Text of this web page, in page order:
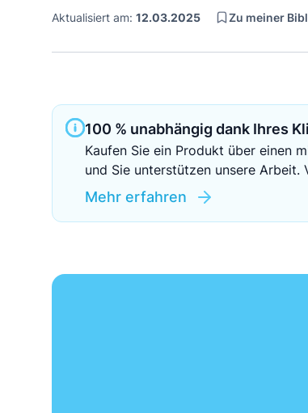
Aktualisiert am: 12.03.2025 Zu meiner
100 % unabhängig dank Ihres
Kaufen Sie ein Produkt über einen
und Sie unterstützen unsere Arbeit.
Mehr erfahren